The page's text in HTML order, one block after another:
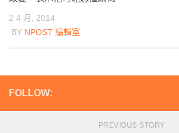
2 4 月, 2014
BY NPOST 編輯室
FOLLOW:
PREVIOUS STORY